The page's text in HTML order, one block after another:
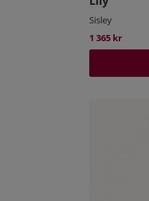
Sisley
1 365 kr